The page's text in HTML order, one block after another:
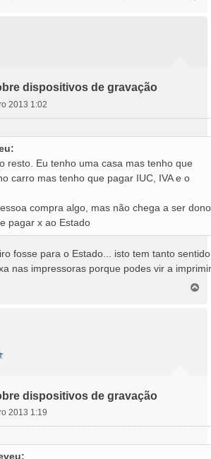
dispositivos de gravação
2013 1:02
resto. Eu tenho uma casa mas tenho que
carro mas tenho que pagar IUC, IVA e o
compra algo, mas não chega a ser dono
pagar x ao Estado
fosse para o Estado... isto tem tanto sentido
nas impressoras porque podes vir a imprimir
dispositivos de gravação
2013 1:19